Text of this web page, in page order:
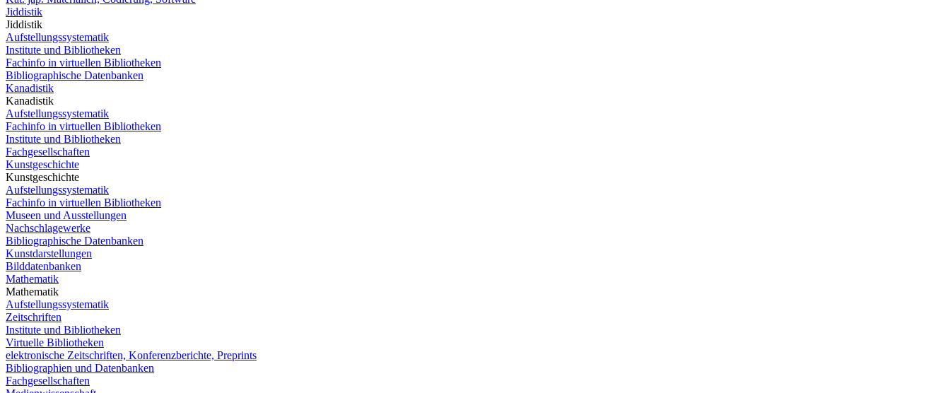
Jiddistik
Jiddistik
Aufstellungssystematik
Institute und Bibliotheken
Fachinfo in virtuellen Bibliotheken
Bibliographische Datenbanken
Kanadistik
Kanadistik
Aufstellungssystematik
Fachinfo in virtuellen Bibliotheken
Institute und Bibliotheken
Fachgesellschaften
Kunstgeschichte
Kunstgeschichte
Aufstellungssystematik
Fachinfo in virtuellen Bibliotheken
Museen und Ausstellungen
Nachschlagewerke
Bibliographische Datenbanken
Kunstdarstellungen
Bilddatenbanken
Mathematik
Mathematik
Aufstellungssystematik
Zeitschriften
Institute und Bibliotheken
Virtuelle Bibliotheken
elektronische Zeitschriften, Konferenzberichte, Preprints
Bibliographien und Datenbanken
Fachgesellschaften